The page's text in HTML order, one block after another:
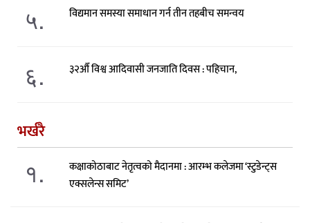
५. विद्यमान समस्या समाधान गर्न तीन तहबीच समन्वय
६. ३२औँ विश्व आदिवासी जनजाति दिवस : पहिचान,
भर्खरै
१.
कक्षाकोठाबाट नेतृत्वको मैदानमा : आरम्भ कलेजमा ‘स्टुडेन्ट्स
एक्सलेन्स समिट’